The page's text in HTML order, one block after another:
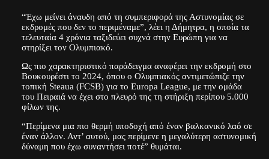
“Έχω μείνει άναυδη από τη συμπεριφορά της Αστυνομίας σε
εκδρομές που δεν το περιμέναμε”, λέει η Δήμητρα, η οποία τα
τελευταία 4 χρόνια ταξιδεύει συχνά στην Ευρώπη για να
στηρίξει τον Ολυμπιακό.
Ως πιο χαρακτηριστικό παράδειγμα αναφέρει την εκδρομή στο
Βουκουρέστι το 2024, όπου ο Ολυμπιακός αντιμετώπιζε την
τοπική Steaua (FCSB) για το Europa League, με την ομάδα
του Πειραιά να έχει στο πλευρό της τη στήριξη περίπου 5.000
φίλων της.
“Περίμενα μια πιο θερμή υποδοχή από έναν βαλκανικό λαό σε
έναν άλλον. Αντ’ αυτού, μας περίμενε η μεγαλύτερη αστυνομική
δύναμη που έχω συναντήσει ποτέ” θυμάται.